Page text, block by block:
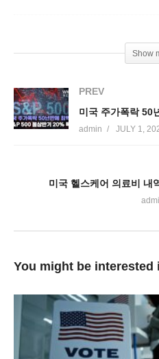
Show
PREV
admin JULY 1,
미국 헬스케어 의료비 내
You might be interested